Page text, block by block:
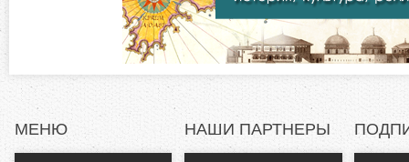
л
к
МЕНЮ НАШИ ПАРТНЕРЫ